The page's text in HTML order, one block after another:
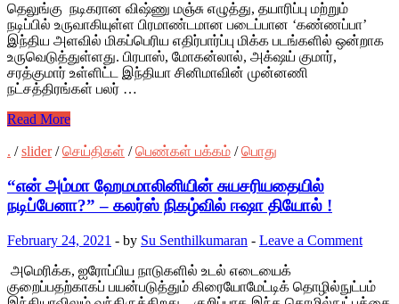
தெலுங்கு நடிகரான விஷ்ணு மஞ்சு எழுத்து, தயாரிப்பு மற்றும்
நடிப்பில் உருவாகியுள்ள பிரமாண்டமான படைப்பான ‘கண்ணப்பா’
இந்திய அளவில் மிகப்பெரிய எதிர்பார்ப்பு மிக்க படங்களில் ஒன்றாக
உருவெடுத்துள்ளது. பிரபாஸ், மோகன்லால், அக்‌ஷய் குமார்,
சரத்குமார் உள்ளிட்ட இந்தியா சினிமாவின் முன்னணி
நட்சத்திரங்கள் பலர் …
Read More
. /slider/செய்திகள் /பெண்கள் பக்கம் /பொது
“என் அம்மா ஹேமமாலினியின் சுயசரியதையில்
நடிப்பேனா?” – கலர்ஸ் நிகழ்வில் ஈஷா தியோல் !
February 24, 2021 - by Su Senthilkumaran - Leave a Comment
அமெரிக்க, ஐரோப்பிய நாடுகளில் உடல் எடையைக்
குறைப்பதற்காகப் பயன்படுத்தும் கிரையோமேட்டிக் தொழில்நுட்பம்